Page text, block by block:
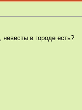
в городе есть?